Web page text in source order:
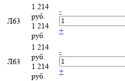
Л63
1 214
руб.
1 214
руб.
-
+
Л63
1 214
руб.
1 214
руб.
-
+